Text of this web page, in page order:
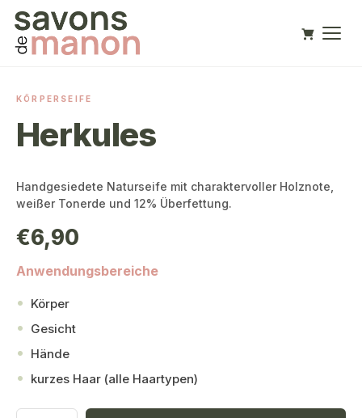
KÖRPERSEIFE
Herkules
Handgesiedete Naturseife mit charaktervoller Holznote,
weißer Tonerde und 12% Überfettung.
€6,90
Anwendungsbereiche
Körper
Gesicht
Hände
kurzes Haar (alle Haartypen)